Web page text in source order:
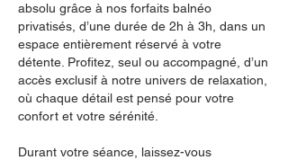
absolu grâce à nos forfaits balnéo
privatisés, d’une durée de 2h à 3h, dans un
espace entièrement réservé à votre
détente. Profitez, seul ou accompagné, d’un
accès exclusif à notre univers de relaxation,
où chaque détail est pensé pour votre
confort et votre sérénité.
Durant votre séance, laissez-vous